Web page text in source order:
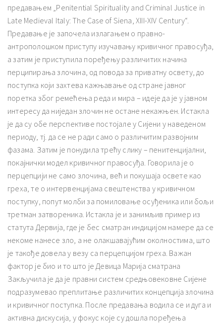
предавањем „Penitential Spirituality and Criminal Justice in
Late Medieval Italy: The Case of Siena, XIII-XIV Century“.
Предавање је започела излагањем о правно-
антрополошком приступу изучавању кривичног правосуђа,
а затим је приступила поређењу различитих начина
перципирања злочина, од повода за приватну освету, до
поступка који захтева кажњавање од стране јавног
поретка због ремећења реда и мира – идеје да је у јавном
интересу да ниједан злочин не остане некажњен. Истакла
је да су обе перспективе постојале у Сијени у наведеном
периоду, тј. да се не ради само о различитим развојним
фазама. Затим је понудила трећу слику – пенитенцијални,
покајнички модел кривичног правосуђа. Говорила је о
перцепцији не само злочина, већ и покушаја освете као
греха, те о интервенцијама свештенства у кривичном
поступку, попут молби за помиловање осуђеника или бољи
третман затвореника. Истакла је и занимљив пример из
статута Дервија, где је бес сматран индицијом намере да се
некоме нанесе зло, а не олакшавајућим околностима, што
је такође довела у везу са перцепцијом греха. Важан
фактор је био и то што је Девица Марија сматрана
Закључила је да је правни систем средњовековне Сијене
подразумевао преплитање различитих концепција злочина
и кривичног поступка. После предавања водила се и дуга и
активна дискусија, у фокус које су дошла поређења